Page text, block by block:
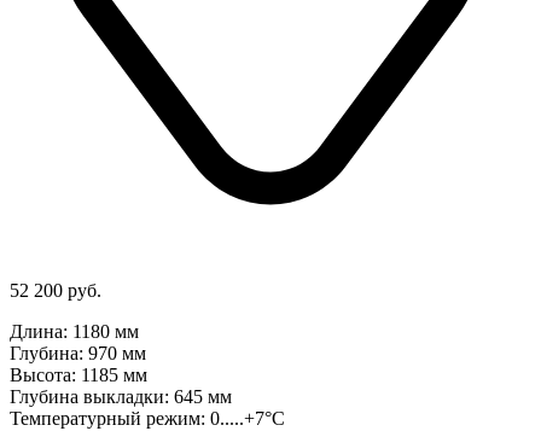
52 200 руб.
Длина: 1180 мм
Глубина: 970 мм
Высота: 1185 мм
Глубина выкладки: 645 мм
Температурный режим: 0.....+7°C